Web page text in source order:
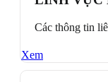
Các thông tin
Xem